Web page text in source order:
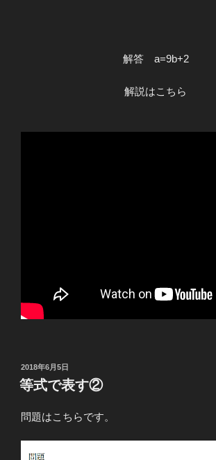
解答 a=9b+2
解説はこちら
投
稿
日:
2018年6月5日
等式で表す②
問題はこちらです。